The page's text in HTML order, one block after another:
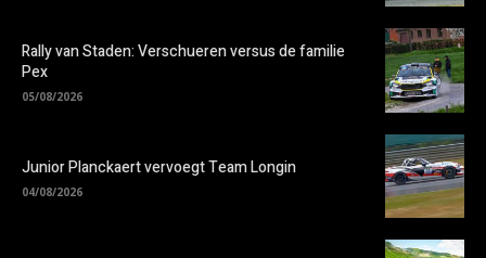
Rally van Staden: Verschueren versus de familie
Pex
05/08/2026
Junior Planckaert vervoegt Team Longin
04/08/2026